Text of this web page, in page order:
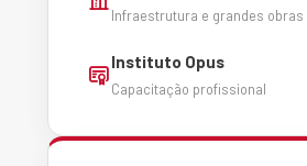
Infraestrutura e grandes obras
Instituto Opus
Capacitação profissional